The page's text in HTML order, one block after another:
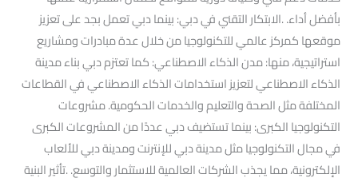
بأفضل أداء. .الابتكار التقني في دبي: بينما دبي تعمل بجد على تعزيز
موقعها كمركز عالمي للتكنولوجيا من خلال عدة مبادرات ومشاريع
استراتيجية، منها: مدن الذكاء الاصطناعي: كما تعتزم دبي بناء مدينة
الذكاء الاصطناعي لتعزيز استخدامات الذكاء الاصطناعي في القطاعات
المختلفة مثل الصحة والتعليم والخدمات الحكومية. مشروعات
التكنولوجيا الكبرى: بينما تستضيف دبي عددًا من المشروعات الكبرى
في مجال التكنولوجيا مثل مدينة دبي للإنترنت ومدينة دبي للألعاب
الإلكترونية، مما يجذب الشركات العالمية للاستثمار والتوسع. .تأثير البنية